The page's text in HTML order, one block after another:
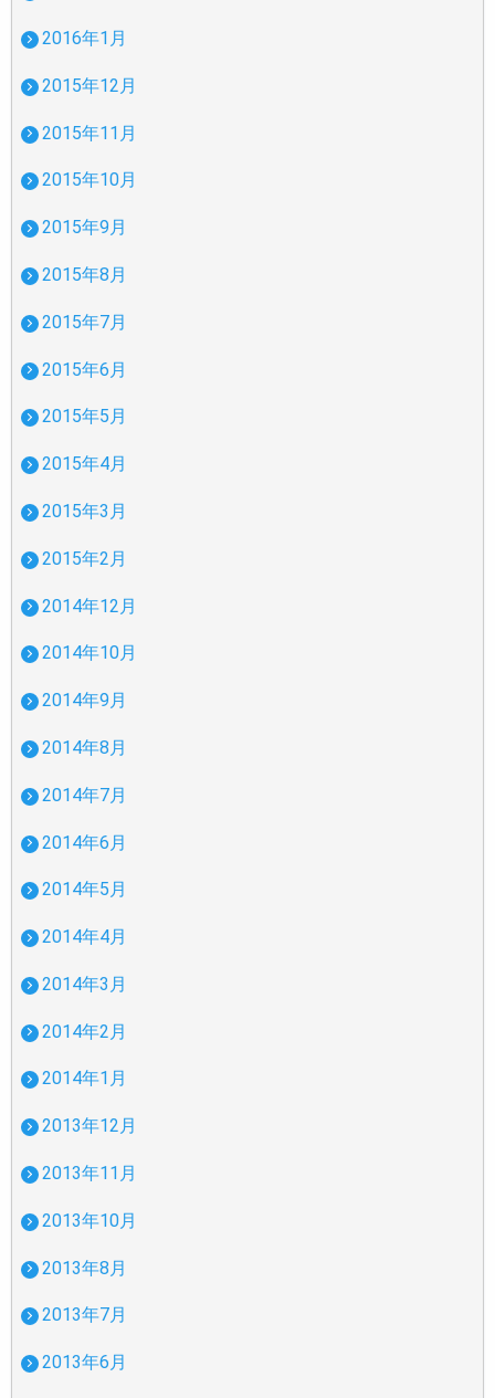
2016年1月
2015年12月
2015年11月
2015年10月
2015年9月
2015年8月
2015年7月
2015年6月
2015年5月
2015年4月
2015年3月
2015年2月
2014年12月
2014年10月
2014年9月
2014年8月
2014年7月
2014年6月
2014年5月
2014年4月
2014年3月
2014年2月
2014年1月
2013年12月
2013年11月
2013年10月
2013年8月
2013年7月
2013年6月